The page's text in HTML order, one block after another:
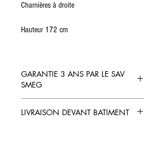
Charnières à droite
Hauteur 172 cm
GARANTIE 3 ANS PAR LE SAV
SMEG
LIVRAISON DEVANT BATIMENT